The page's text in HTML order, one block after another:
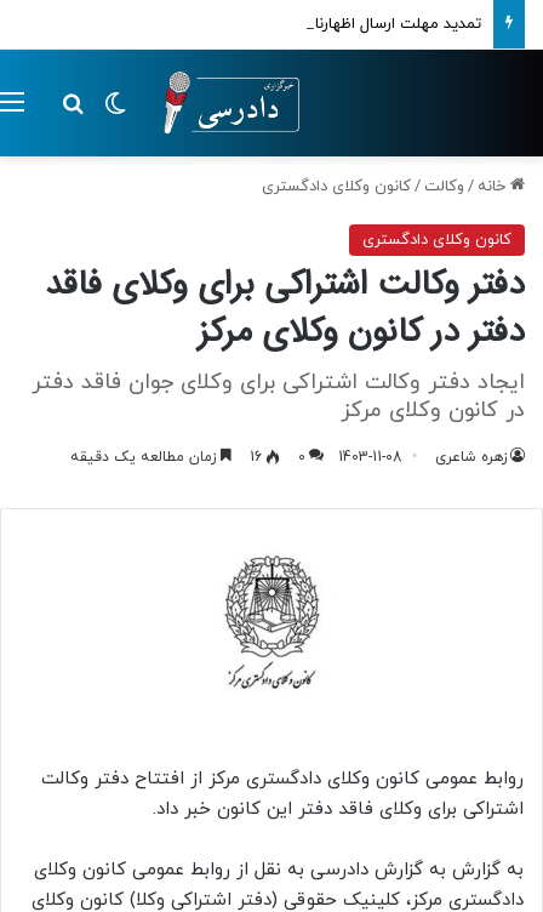
تمدید مهلت ارسال اظهارنامه‌های مالیاتی تا پایان تابستان 1405
تغییر پوسته
خانه / وکالت /کانون وکلای دادگستری
کانون وکلای دادگستری
دفتر وکالت اشتراکی برای وکلای فاقد
دفتر در کانون وکلای مرکز
ایجاد دفتر وکالت اشتراکی برای وکلای جوان فاقد دفتر
در کانون وکلای مرکز
زهره شاعری 1403-11-08
0
16 زمان مطالعه یک دقیقه
روابط عمومی کانون وکلای دادگستری مرکز از افتتاح دفتر وکالت
اشتراکی برای وکلای فاقد دفتر این کانون خبر داد.
به گزارش به گزارش دادرسی به نقل از روابط عمومی کانون وکلای
دادگستری مرکز، کلینیک حقوقی (دفتر اشتراکی وکلا) کانون وکلای